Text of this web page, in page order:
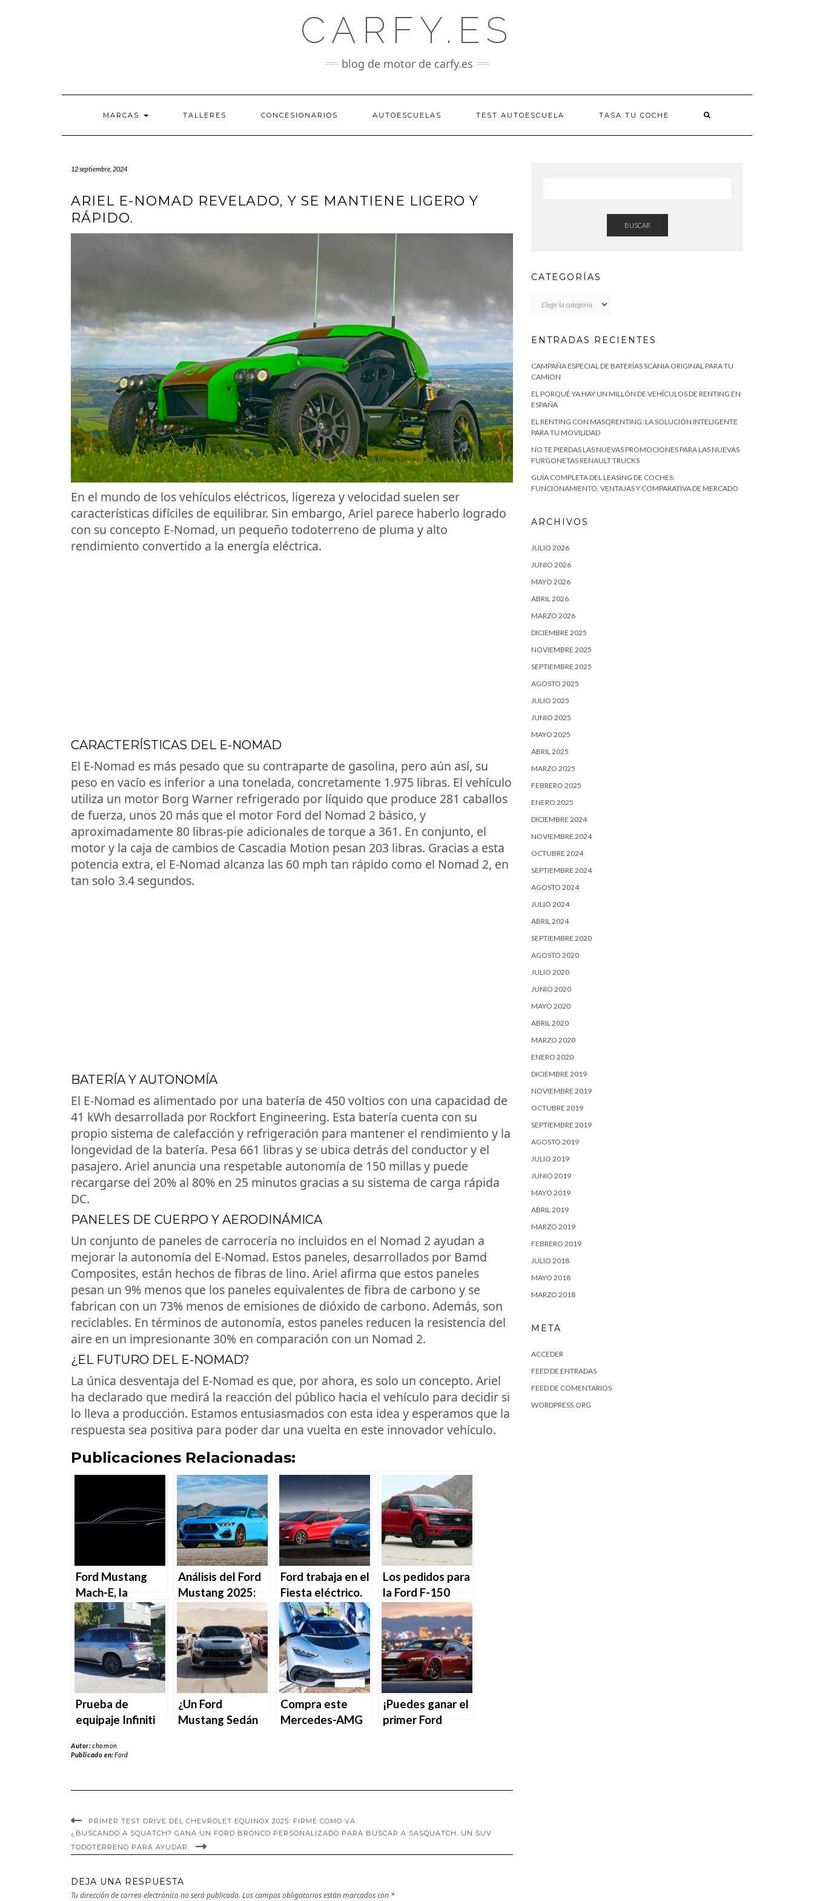
CARFY.ES
blog de motor de carfy.es
MARCAS TALLERES CONCESIONARIOS AUTOESCUELAS TEST AUTOESCUELA TASA TU COCHE
12 septiembre, 2024
ARIEL E-NOMAD REVELADO, Y SE MANTIENE LIGERO Y
RÁPIDO.
En el mundo de los vehículos eléctricos, ligereza y velocidad suelen ser
características difíciles de equilibrar. Sin embargo, Ariel parece haberlo logrado
con su concepto E-Nomad, un pequeño todoterreno de pluma y alto
rendimiento convertido a la energía eléctrica.
CARACTERÍSTICAS DEL E-NOMAD
El E-Nomad es más pesado que su contraparte de gasolina, pero aún así, su
peso en vacío es inferior a una tonelada, concretamente 1.975 libras. El vehículo
utiliza un motor Borg Warner refrigerado por líquido que produce 281 caballos
de fuerza, unos 20 más que el motor Ford del Nomad 2 básico, y
aproximadamente 80 libras-pie adicionales de torque a 361. En conjunto, el
motor y la caja de cambios de Cascadia Motion pesan 203 libras. Gracias a esta
potencia extra, el E-Nomad alcanza las 60 mph tan rápido como el Nomad 2, en
tan solo 3.4 segundos.
BATERÍA Y AUTONOMÍA
El E-Nomad es alimentado por una batería de 450 voltios con una capacidad de
41 kWh desarrollada por Rockfort Engineering. Esta batería cuenta con su
propio sistema de calefacción y refrigeración para mantener el rendimiento y la
longevidad de la batería. Pesa 661 libras y se ubica detrás del conductor y el
pasajero. Ariel anuncia una respetable autonomía de 150 millas y puede
recargarse del 20% al 80% en 25 minutos gracias a su sistema de carga rápida
DC.
PANELES DE CUERPO Y AERODINÁMICA
Un conjunto de paneles de carrocería no incluidos en el Nomad 2 ayudan a
mejorar la autonomía del E-Nomad. Estos paneles, desarrollados por Bamd
Composites, están hechos de fibras de lino. Ariel afirma que estos paneles
pesan un 9% menos que los paneles equivalentes de fibra de carbono y se
fabrican con un 73% menos de emisiones de dióxido de carbono. Además, son
reciclables. En términos de autonomía, estos paneles reducen la resistencia del
aire en un impresionante 30% en comparación con un Nomad 2.
¿EL FUTURO DEL E-NOMAD?
La única desventaja del E-Nomad es que, por ahora, es solo un concepto. Ariel
ha declarado que medirá la reacción del público hacia el vehículo para decidir si
lo lleva a producción. Estamos entusiasmados con esta idea y esperamos que la
respuesta sea positiva para poder dar una vuelta en este innovador vehículo.
Publicaciones Relacionadas:
Ford Mustang
Mach-E, la
potencia del
Mustang con un
motor eléctrico
Análisis del Ford
Mustang 2025:
menos colorido,
mucho carácter
Ford trabaja en el
Fiesta eléctrico.
Los pedidos para
la Ford F-150
2024 se cierran
este viernes.
Prueba de
equipaje Infiniti
cabe detrás de la
¿Un Ford
Mustang Sedán
Compra este
Mercedes-AMG
¡Puedes ganar el
primer Ford
Autor:chomon
Publicado en:Ford
PRIMER TEST DRIVE DEL CHEVROLET EQUINOX 2025: FIRME COMO VA.
¿BUSCANDO A SQUATCH? GANA UN FORD BRONCO PERSONALIZADO PARA BUSCAR A SASQUATCH, UN SUV
TODOTERRENO PARA AYUDAR.
DEJA UNA RESPUESTA
Tu dirección de correo electrónico no será publicada. Los campos obligatorios están marcados con *
BUSCAR
CATEGORÍAS
ENTRADAS RECIENTES
CAMPAÑA ESPECIAL DE BATERÍAS SCANIA ORIGINAL PARA TU
CAMION
EL PORQUÉ YA HAY UN MILLÓN DE VEHÍCULOS DE RENTING EN
ESPAÑA
EL RENTING CON MASQRENTING: LA SOLUCIÓN INTELIGENTE
PARA TU MOVILIDAD
NO TE PIERDAS LAS NUEVAS PROMOCIONES PARA LAS NUEVAS
FURGONETAS RENAULT TRUCKS
GUÍA COMPLETA DEL LEASING DE COCHES:
FUNCIONAMIENTO, VENTAJAS Y COMPARATIVA DE MERCADO
ARCHIVOS
JULIO 2026
JUNIO 2026
MAYO 2026
ABRIL 2026
MARZO 2026
DICIEMBRE 2025
NOVIEMBRE 2025
SEPTIEMBRE 2025
AGOSTO 2025
JULIO 2025
JUNIO 2025
MAYO 2025
ABRIL 2025
MARZO 2025
FEBRERO 2025
ENERO 2025
DICIEMBRE 2024
NOVIEMBRE 2024
OCTUBRE 2024
SEPTIEMBRE 2024
AGOSTO 2024
JULIO 2024
ABRIL 2024
SEPTIEMBRE 2020
AGOSTO 2020
JULIO 2020
JUNIO 2020
MAYO 2020
ABRIL 2020
MARZO 2020
ENERO 2020
DICIEMBRE 2019
NOVIEMBRE 2019
OCTUBRE 2019
SEPTIEMBRE 2019
AGOSTO 2019
JULIO 2019
JUNIO 2019
MAYO 2019
ABRIL 2019
MARZO 2019
FEBRERO 2019
JULIO 2018
MAYO 2018
MARZO 2018
META
ACCEDER
FEED DE ENTRADAS
FEED DE COMENTARIOS
WORDPRESS.ORG